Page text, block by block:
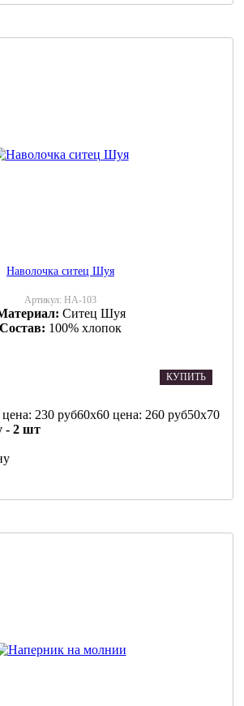
Наволочка ситец Шуя
Артикул: НА-103
Ситец Шуя
Состав: 100% хлопок
КУПИТЬ
цена: 230 руб60х60 цена: 260 руб50х70
- 2 шт